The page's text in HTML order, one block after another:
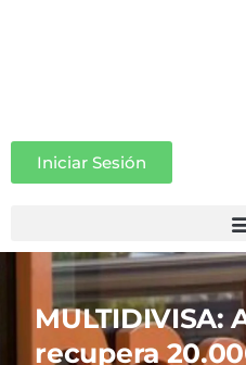
Iniciar Sesión
MULTIDIVISA:
recupera